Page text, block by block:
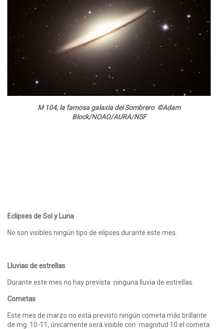
M 104, la famosa galaxia del Sombrero ©Adam
Block/NOAO/AURA/NSF
Eclipses de Sol y Luna
No son visibles ningún tipo de elipses durante este mes.
Lluvias de estrellas
Durante este mes no hay prevista ninguna lluvia de estrellas.
Cometas
Este mes de marzo no está previsto ningún cometa más brillante
de mg. 10-11, únicamente será visible con magnitud 10 el cometa